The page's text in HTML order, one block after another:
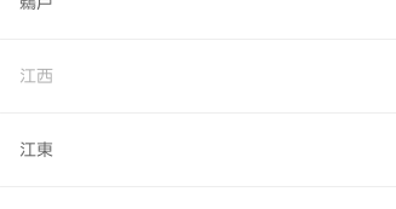
江西
江東